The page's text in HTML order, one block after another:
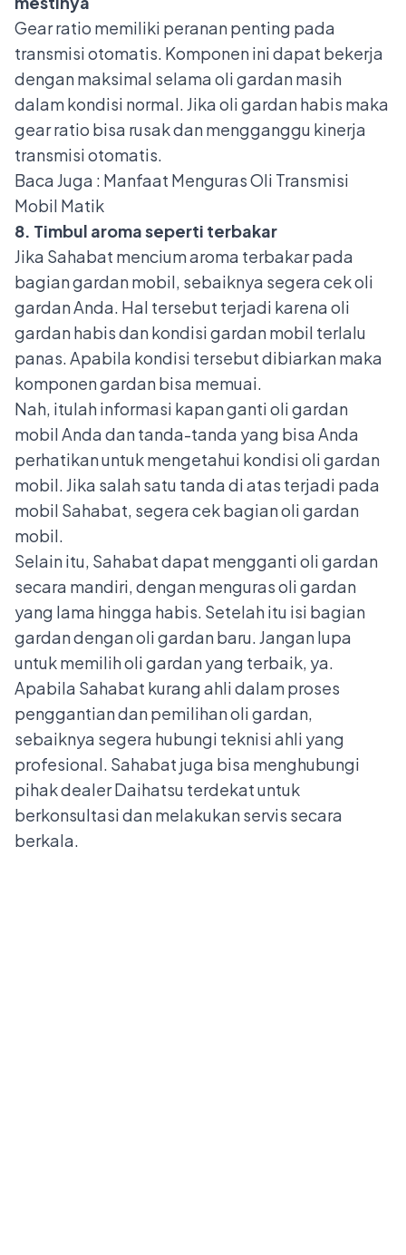
Gear ratio memiliki peranan penting pada
transmisi otomatis. Komponen ini dapat bekerja
dengan maksimal selama oli gardan masih
dalam kondisi normal. Jika oli gardan habis maka
gear ratio bisa rusak dan mengganggu kinerja
transmisi otomatis.
Baca Juga : Manfaat Menguras Oli Transmisi
Mobil Matik
8. Timbul aroma seperti terbakar
Jika Sahabat mencium aroma terbakar pada
bagian gardan mobil, sebaiknya segera cek oli
gardan Anda. Hal tersebut terjadi karena oli
gardan habis dan kondisi gardan mobil terlalu
panas. Apabila kondisi tersebut dibiarkan maka
komponen gardan bisa memuai.
Nah, itulah informasi kapan ganti oli gardan
mobil Anda dan tanda-tanda yang bisa Anda
perhatikan untuk mengetahui kondisi oli gardan
mobil. Jika salah satu tanda di atas terjadi pada
mobil Sahabat, segera cek bagian oli gardan
mobil.
Selain itu, Sahabat dapat mengganti oli gardan
secara mandiri, dengan menguras oli gardan
yang lama hingga habis. Setelah itu isi bagian
gardan dengan oli gardan baru. Jangan lupa
untuk memiliholi gardan yang terbaik, ya.
Apabila Sahabat kurang ahli dalam proses
penggantian dan pemilihan oli gardan,
sebaiknya segera hubungi teknisi ahli yang
profesional. Sahabat juga bisa menghubungi
pihak dealer Daihatsu terdekat untuk
berkonsultasi dan melakukan servis secara
berkala.